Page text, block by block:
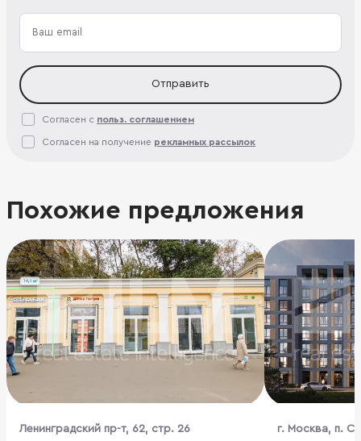
Отправить
Согласен с польз. соглашением
Согласен на получение рекламных рассылок
Похожие предложения
Ленинградский пр-т, 62, стр. 26
г. Москва, п.